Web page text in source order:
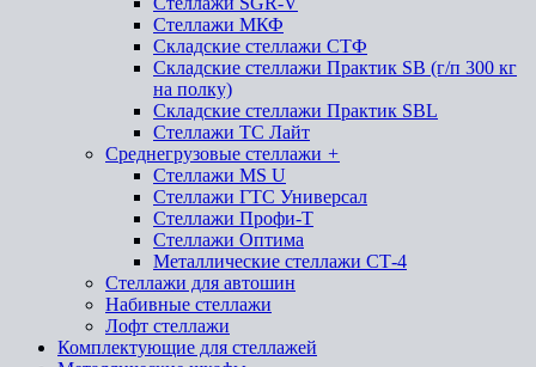
Стеллажи МКФ
Складские стеллажи СТФ
Складские стеллажи Практик SB (г/п 300 кг
на полку)
Складские стеллажи Практик SBL
Стеллажи ТС Лайт
Среднегрузовые стеллажи +
Стеллажи MS U
Стеллажи ГТС Универсал
Стеллажи Профи-Т
Стеллажи Оптима
Металлические стеллажи СТ-4
Стеллажи для автошин
Набивные стеллажи
Лофт стеллажи
Комплектующие для стеллажей